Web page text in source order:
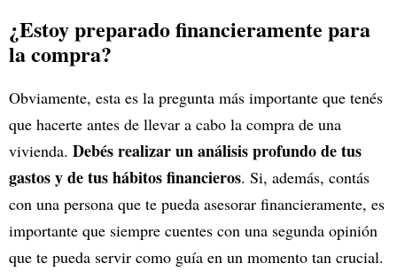
¿Estoy preparado financieramente para
la compra?
Obviamente, esta es la pregunta más importante que tenés
que hacerte antes de llevar a cabo la compra de una
vivienda. Debés realizar un análisis profundo de tus
gastos y de tus hábitos financieros. Si, además, contás
con una persona que te pueda asesorar financieramente, es
importante que siempre cuentes con una segunda opinión
que te pueda servir como guía en un momento tan crucial.